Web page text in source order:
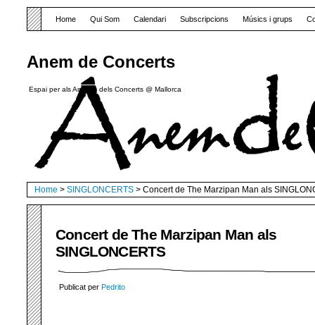
Anem de Concerts
Espai per als Amants dels Concerts @ Mallorca
Home Qui Som Calendari Subscripcions Músics i grups
Home > SINGLONCERTS > Concert de The Marzipan Man als
Concert de The Marzipan Man als
SINGLONCERTS
Publicat per Pedrito